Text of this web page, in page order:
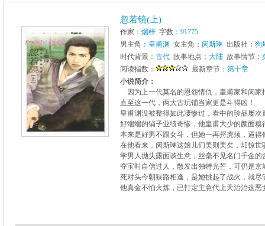
忽若镜(上)
作家： 煓梓 字数： 91775
男主角： 皇甫渊 女主角： 闵斯琳 出版社： 狗
时代背景： 古代 故事地点： 大陆 故事情节：
阅读指数：
最新章节： 第十章
小说简介：
因为上一代莫名的恩怨情仇，皇甫家和闵家
直至这一代，两大古玩铺当家更是斗得凶！
皇甫渊没被整得如此凄惨过，看中的珍品屡次
好端端的铺子业绩奇惨，他皇甫大少的颜面糗
本来是好男不跟女斗，但她一再捋虎须，逼得
在他看来，闵斯琳这娘儿们美则美矣，却惊
学男人抛头露面谈生意，丝毫不见名门千金的
夺宝时自信过人，散发出独特光芒，可仍是京
死对头今朝狭路相逢，是她挑起了战火，就尽
他真金不怕火炼，已打定主意代上天治治这